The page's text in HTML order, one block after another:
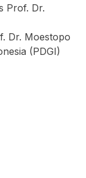
Selain itu,
Dokter
Prof. Dr.
Dr. Moestopo
(PDGI)